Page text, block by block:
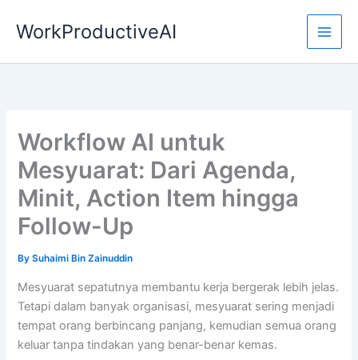
WorkProductiveAI
Workflow AI untuk
Mesyuarat: Dari Agenda,
Minit, Action Item hingga
Follow-Up
BySuhaimi Bin Zainuddin
Mesyuarat sepatutnya membantu kerja bergerak lebih jelas.
Tetapi dalam banyak organisasi, mesyuarat sering menjadi
tempat orang berbincang panjang, kemudian semua orang
keluar tanpa tindakan yang benar-benar kemas.